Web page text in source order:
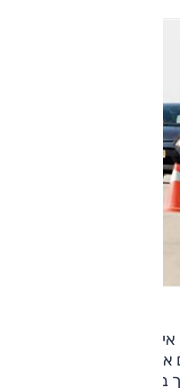
עוברת למנועי בנזין
את אחיהם האטמוספריים
והואצו בשל